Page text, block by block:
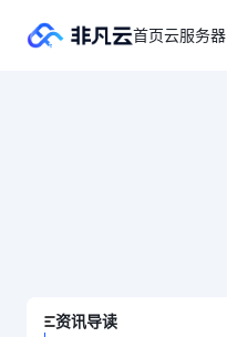
首页云服务器
资讯导读